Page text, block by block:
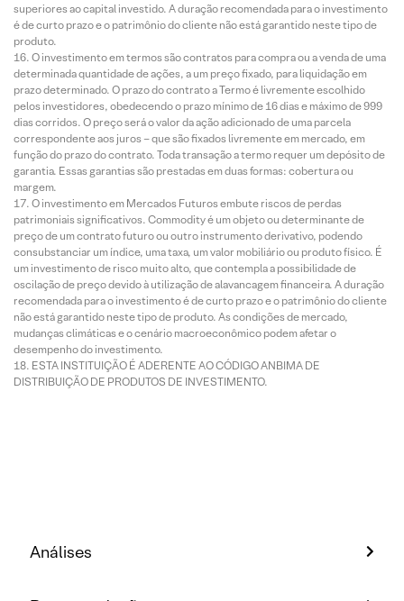
superiores ao capital investido. A duração recomendada para o investimento
é de curto prazo e o patrimônio do cliente não está garantido neste tipo de
produto.
O investimento em termos são contratos para compra ou a venda de uma
determinada quantidade de ações, a um preço fixado, para liquidação em
prazo determinado. O prazo do contrato a Termo é livremente escolhido
pelos investidores, obedecendo o prazo mínimo de 16 dias e máximo de 999
dias corridos. O preço será o valor da ação adicionado de uma parcela
correspondente aos juros – que são fixados livremente em mercado, em
função do prazo do contrato. Toda transação a termo requer um depósito de
garantia. Essas garantias são prestadas em duas formas: cobertura ou
margem.
O investimento em Mercados Futuros embute riscos de perdas
patrimoniais significativos. Commodity é um objeto ou determinante de
preço de um contrato futuro ou outro instrumento derivativo, podendo
consubstanciar um índice, uma taxa, um valor mobiliário ou produto físico. É
um investimento de risco muito alto, que contempla a possibilidade de
oscilação de preço devido à utilização de alavancagem financeira. A duração
recomendada para o investimento é de curto prazo e o patrimônio do cliente
não está garantido neste tipo de produto. As condições de mercado,
mudanças climáticas e o cenário macroeconômico podem afetar o
desempenho do investimento.
ESTA INSTITUIÇÃO É ADERENTE AO CÓDIGO ANBIMA DE
DISTRIBUIÇÃO DE PRODUTOS DE INVESTIMENTO.
Análises